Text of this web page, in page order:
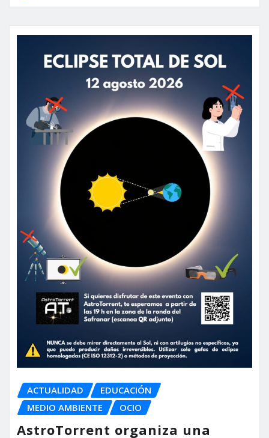
ACTUALIDAD
EDUCACIÓN
MEDIO AMBIENTE
OCIO
AstroTorrent organiza una